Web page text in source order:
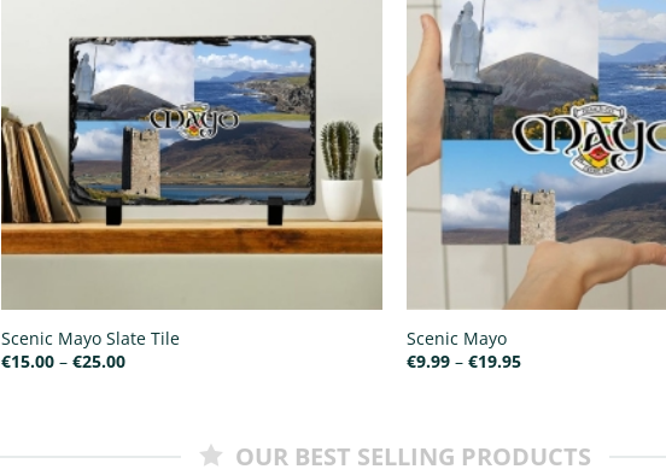
Scenic Mayo Slate Tile
€15.00 – €25.00Price
Scenic Mayo
€9.99 – €19.95Price
OUR BEST SELLING PRODUCTS